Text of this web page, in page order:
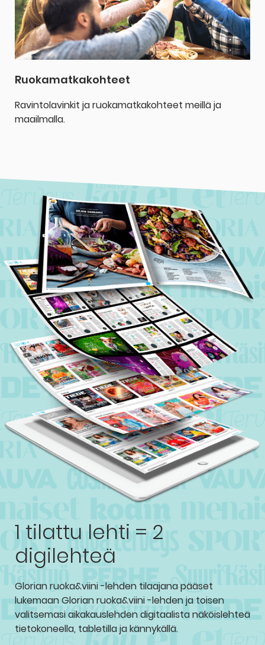
Ruokamatkakohteet
Ravintolavinkit ja ruokamatkakohteet meillä ja
maailmalla.
1 tilattu lehti = 2
digilehteä
Glorian ruoka&viini -lehden tilaajana pääset
lukemaan Glorian ruoka&viini -lehden ja toisen
valitsemasi aikakauslehden digitaalista näköislehteä
tietokoneella, tabletilla ja kännykällä.